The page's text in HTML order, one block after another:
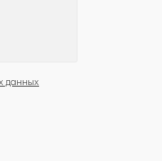
данных